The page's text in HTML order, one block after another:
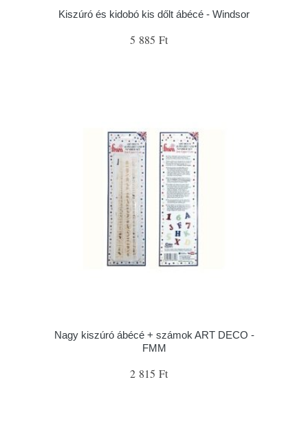
Kiszúró és kidobó kis dőlt ábécé - Windsor
5 885 Ft
Nagy kiszúró ábécé + számok ART DECO -
FMM
2 815 Ft